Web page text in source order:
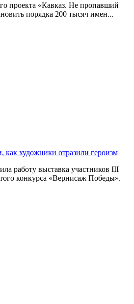
проекта «Кавказ. Не пропавший
порядка 200 тысяч имен...
как художники отразили героизм
работу выставка участников III
конкурса «Вернисаж Победы».